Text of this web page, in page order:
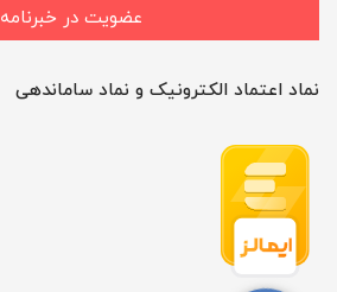
عضویت در خبرنامه
نماد اعتماد الکترونیک و نماد ساماندهی